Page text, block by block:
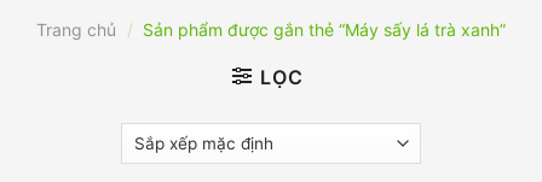
Trang chủ / Sản phẩm được gắn thẻ “Máy sấy lá trà xanh”
LỌC